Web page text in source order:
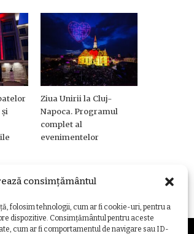
consimțământul
folosim tehnologii, cum ar fi cookie-uri, pentru a
dispozitive. Consimțământul pentru aceste
cum ar fi comportamentul de navigare sau ID-
Ziua Unirii la Cluj-
Napoca. Programul
complet al
evenimentelor